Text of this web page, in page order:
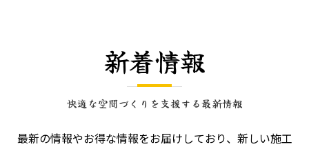
快適な空間づくりを支援する最新情報
新着情報
最新の情報やお得な情報をお届けしており、新しい施工